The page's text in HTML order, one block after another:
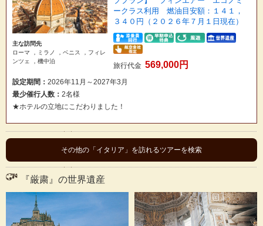
主な訪問先
ローマ ，ミラノ ，ベニス ，フィレ
ンツェ ，機中泊
ークラス利用 燃油目安額：１４１，
３４０円（２０２６年７月１日現在）
旅行代金569,000円
設定期間： 2026年11月～2027年3月
最少催行人数： 2名様
★ホテルの立地にこだわりました！
その他の「イタリア」を訪れるツアーを検索
『厳粛』の世界遺産